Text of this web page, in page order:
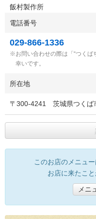
飯村製作所
電話番号
029-866-1336
お問い合わせの際は「“つく
幸いです。
所在地
〒 300-4241 茨城県つくば
このお店のメニュ
お店に来たこ
メニ